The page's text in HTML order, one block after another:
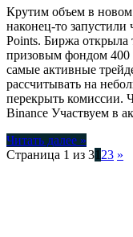
Крутим объем в новом
наконец-то запустили
Points. Биржа
призовым фондом
самые активные
рассчитывать на
перекрыть комиссии.
Binance Участвуем в
Читать далее »
Страница 1 из 31 23 »